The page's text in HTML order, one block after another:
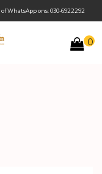
0
WhatsApp ons: 030-6922292